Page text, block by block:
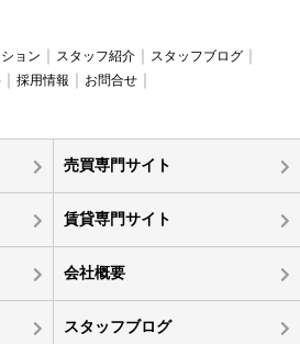
ョン スタッフ紹介
スタッフブログ
採用情報
お問合せ
売買専門サイト
賃貸専門サイト
会社概要
スタッフブログ